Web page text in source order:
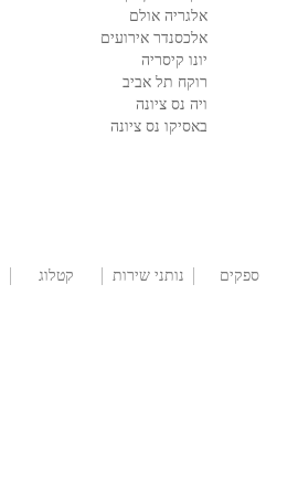
אלגריה אולם
אלכסנדר אירועים
יונו קיסריה
רוקח תל אביב
ויה נס ציונה
באסיקו נס ציונה
ספקים
נותני שירות
קטלוג